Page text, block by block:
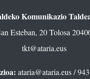
Komunikazio
Esteban, 20 Tolosa
tkt@ataria.eus
ataria@ataria.eus/